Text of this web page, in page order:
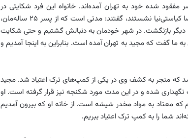
مفقود شده خود به تهران آمده‌اند. خانواه این فرد شکایتی در
دادسرای امور جنایی تهران مطرح کردند و روبه‌روی حمیدرضا کیاستی‌نیا نشستند، گفتند: مدتی است که از پسر ۲۵ ساله‌مان،
دیگر بازنگشت. در شهر خودمان به دنبالش گشتیم و حتی شکایت
ما گفت که مجید به تهران آمده است. بنابراین به اینجا آمدیم و
که منجر به کشف وی در یکی از کمپ‌های ترک اعتیاد شد. مجید
نگهداری شده و در این مدت مورد شکنجه نیز قرار گرفته است. او
که معتاد به مواد مخدر شیشه است. از خانه او که بیرون آمدیم
شما را به کمپ ترک اعتیاد ببریم.